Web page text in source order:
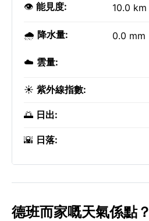
👁️ 能見度: 10.0 km
🌧️ 降水量: 0.0 mm
☁️ 雲量:
☀️ 紫外線指數:
🌅 日出:
🌇 日落:
德班而家嘅天氣係點？